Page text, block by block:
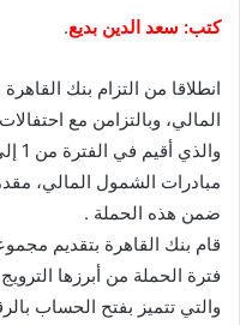
كتب: سعد الدين بديع.
انطلاقا من التزام بنك
المالي، وبالتزامن مع
مبادرات الشمول المالي،
ضمن هذه الحملة .
قام بنك القاهرة بتقديم
فترة الحملة من أبرزها
والتي تتميز بفتح الحساب